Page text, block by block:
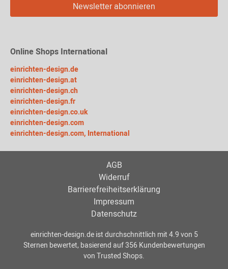
Newsletter abonnieren
Online Shops International
einrichten-design.de
einrichten-design.at
einrichten-design.ch
einrichten-design.fr
einrichten-design.co.uk
einrichten-design.com
einrichten-design.com, International
AGB
Widerruf
Barrierefreiheitserklärung
Impressum
Datenschutz
einrichten-design.deist durchschnittlich mit4.9von 5
Sternen bewertet, basierend auf356Kundenbewertungen
von Trusted Shops.